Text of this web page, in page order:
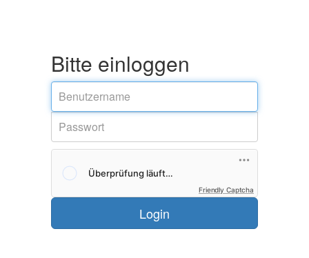
Bitte einloggen
Friendly Captcha
Login